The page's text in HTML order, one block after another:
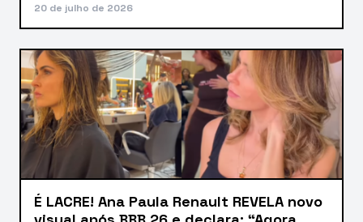
20 de julho de 2026
É LACRE! Ana Paula Renault REVELA novo